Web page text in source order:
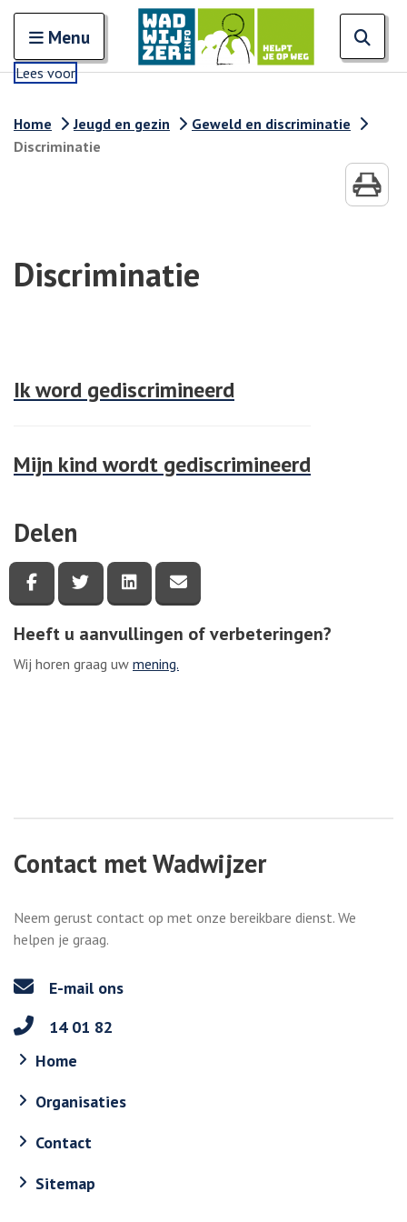
Open en sluit het
Menu
Lees voor
Home Jeugd en gezin
Geweld en discriminatie
Discriminatie
Discriminatie
Ik word gediscrimineerd
Mijn kind wordt gediscrimineerd
Delen
Deel deze pagina via Facebook
Deel deze pagina via Twitter
Deel deze pagina via LinkedIn
Heeft u aanvullingen of verbeteringen?
Wij horen graag uw mening.
Contact met Wadwijzer
Neem gerust contact op met onze bereikbare dienst. We
helpen je graag.
E-mail ons
14 01 82
Home
Organisaties
Contact
Sitemap